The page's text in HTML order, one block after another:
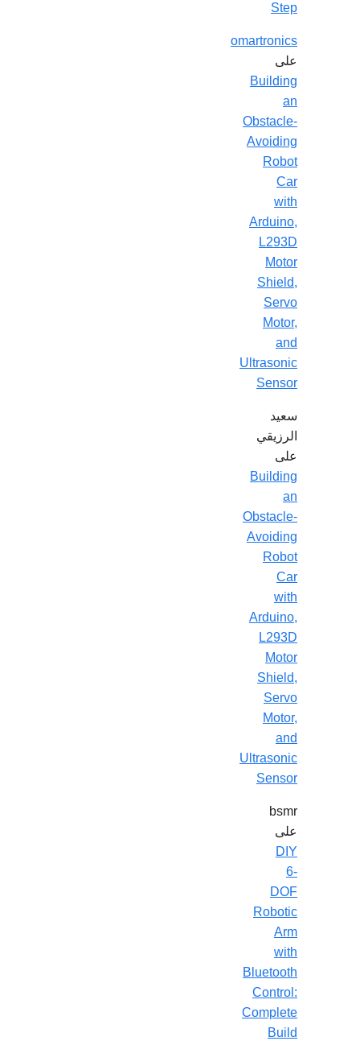
Step
omartronics
على
Building
an
Obstacle-
Avoiding
Robot
Car
with
Arduino,
L293D
Motor
Shield,
Servo
Motor,
and
Ultrasonic
Sensor
سعيد
الرزيقي
على
Building
an
Obstacle-
Avoiding
Robot
Car
with
Arduino,
L293D
Motor
Shield,
Servo
Motor,
and
Ultrasonic
Sensor
bsmr
على
DIY
6-
DOF
Robotic
Arm
with
Bluetooth
Control:
Complete
Build